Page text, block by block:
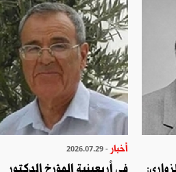
أخبار - 2026.07.29
في أربعينية المؤرخ الدكتور